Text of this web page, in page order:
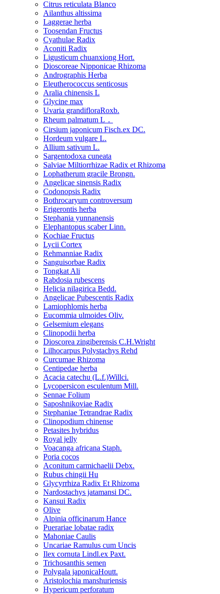
Citrus reticulata Blanco
Ailanthus altissima
Laggerae herba
Toosendan Fructus
Cyathulae Radix
Aconiti Radix
Ligusticum chuanxiong Hort.
Dioscoreae Nipponicae Rhizoma
Andrographis Herba
Eleutherococcus senticosus
Aralia chinensis L
Glycine max
Uvaria grandifloraRoxb.
Rheum palmatum L．
Cirsium japonicum Fisch.ex DC.
Hordeum vulgare L.
Allium sativum L.
Sargentodoxa cuneata
Salviae Miltiorrhizae Radix et Rhizoma
Lophatherum gracile Brongn.
Angelicae sinensis Radix
Codonopsis Radix
Bothrocaryum controversum
Erigerontis herba
Stephania yunnanensis
Elephantopus scaber Linn.
Kochiae Fructus
Lycii Cortex
Rehmanniae Radix
Sanguisorbae Radix
Tongkat Ali
Rabdosia rubescens
Helicia nilagirica Bedd.
Angelicae Pubescentis Radix
Lamiophlomis herba
Eucommia ulmoides Oliv.
Gelsemium elegans
Clinopodii herba
Dioscorea zingiberensis C.H.Wright
Lilhocarpus Polystachys Rehd
Curcumae Rhizoma
Centipedae herba
Acacia catechu (L.f.)Willci.
Lycopersicon esculentum Mill.
Sennae Folium
Saposhnikoviae Radix
Stephaniae Tetrandrae Radix
Clinopodium chinense
Petasites hybridus
Royal jelly
Voacanga africana Staph.
Poria cocos
Aconitum carmichaelii Debx.
Rubus chingii Hu
Glycyrrhiza Radix Et Rhizoma
Nardostachys jatamansi DC.
Kansui Radix
Olive
Alpinia officinarum Hance
Puerariae lobatae radix
Mahoniae Caulis
Uncariae Ramulus cum Uncis
Ilex cornuta Lindl.ex Paxt.
Trichosanthis semen
Polygala japonicaHoutt.
Aristolochia manshuriensis
Hypericum perforatum